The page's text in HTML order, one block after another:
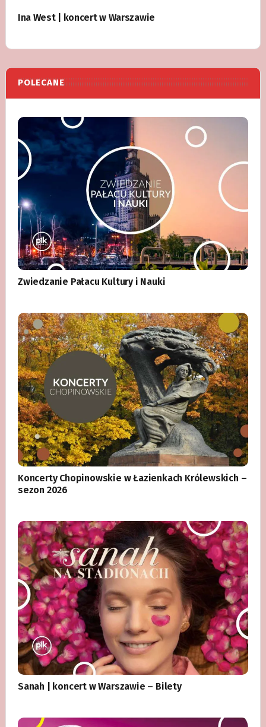
Ina West | koncert w Warszawie
POLECANE
Zwiedzanie Pałacu Kultury i Nauki
Koncerty Chopinowskie w Łazienkach Królewskich –
sezon 2026
Sanah | koncert w Warszawie – Bilety